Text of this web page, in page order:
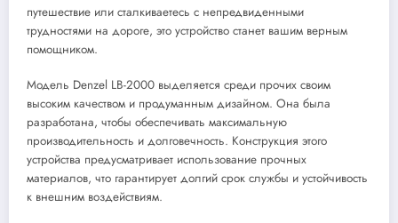
путешествие или сталкиваетесь с непредвиденными
трудностями на дороге, это устройство станет вашим верным
помощником.
Модель Denzel LB-2000 выделяется среди прочих своим
высоким качеством и продуманным дизайном. Она была
разработана, чтобы обеспечивать максимальную
производительность и долговечность. Конструкция этого
устройства предусматривает использование прочных
материалов, что гарантирует долгий срок службы и устойчивость
к внешним воздействиям.